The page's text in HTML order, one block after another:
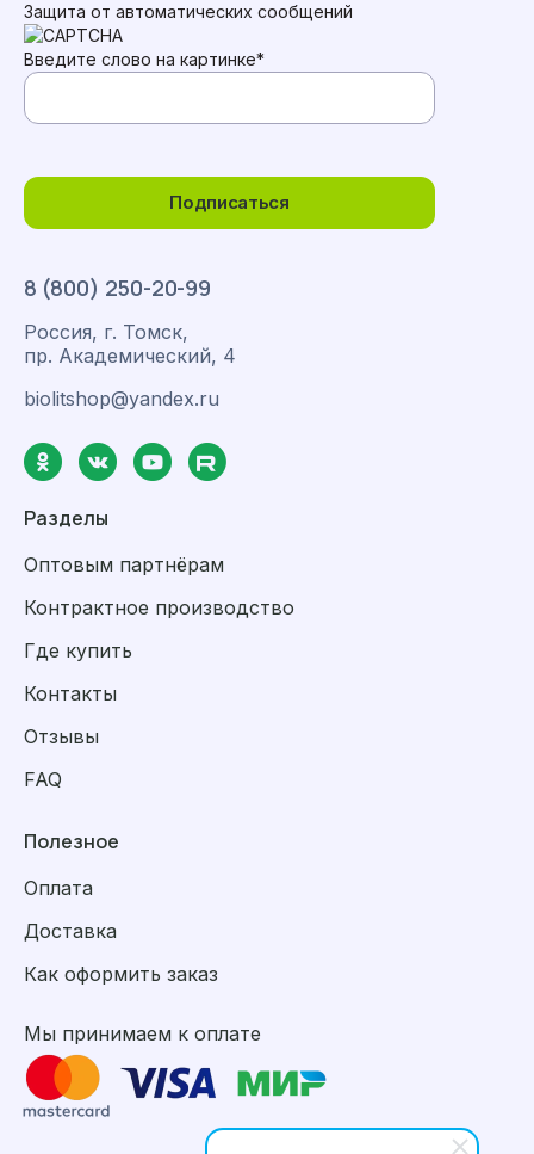
8 (800) 250-20-99
Россия, г. Томск,
пр. Академический, 4
biolitshop@yandex.ru
Разделы
Оптовым партнёрам
Контрактное производство
Где купить
Контакты
Отзывы
FAQ
Полезное
Оплата
Доставка
Как оформить заказ
Мы принимаем к оплате
Подписаться
Защита от автоматических сообщений
Введите слово на картинке*